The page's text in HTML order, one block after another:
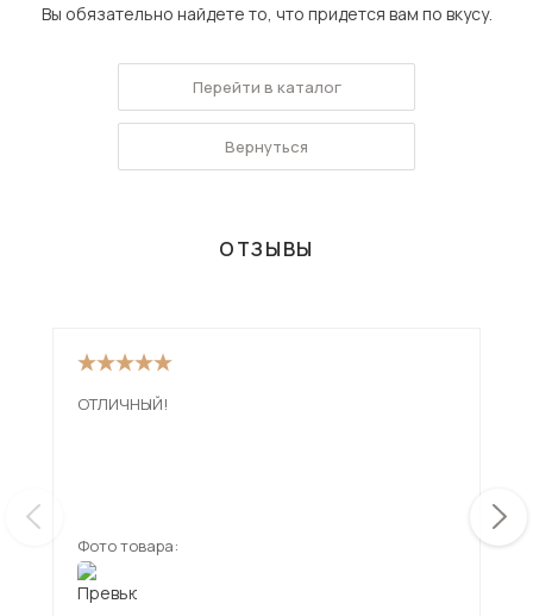
Вы обязательно найдете то, что придется вам по вкусу.
Перейти в каталог
Вернуться
ОТЗЫВЫ
ОТЛИЧНЫЙ!
Фото товара: